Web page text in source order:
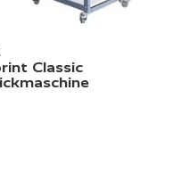
Classic